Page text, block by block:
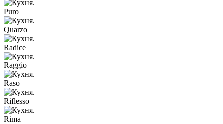
Puro
Quarzo
Radice
Raggio
Raso
Riflesso
Rima